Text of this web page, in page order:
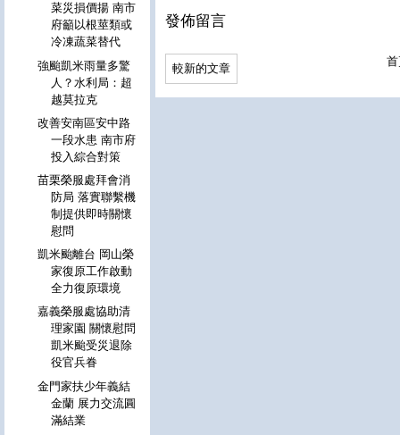
發佈留言
較新的文章
菜災損價揚 南市
府籲以根莖類或
冷凍蔬菜替代
強颱凱米雨量多驚
人？水利局：超
越莫拉克
改善安南區安中路
一段水患 南市府
投入綜合對策
苗栗榮服處拜會消
防局 落實聯繫機
制提供即時關懷
慰問
凱米颱離台 岡山榮
家復原工作啟動
全力復原環境
嘉義榮服處協助清
理家園 關懷慰問
凱米颱受災退除
役官兵眷
金門家扶少年義結
金蘭 展力交流圓
滿結業